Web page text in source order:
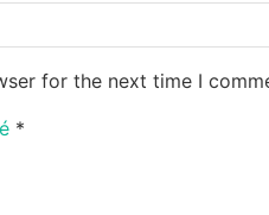
for the next time I
*